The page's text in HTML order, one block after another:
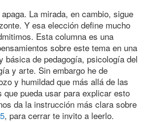
La mirada, en cambio, sigue
Y esa elección define mucho
Esta columna es una
sobre este tema en una
básica de pedagogía, psicología del
y arte. Sin embargo he de
y humildad que más allá de las
que pueda usar para explicar esto
da la instrucción más clara sobre
, para cerrar te invito a leerlo.